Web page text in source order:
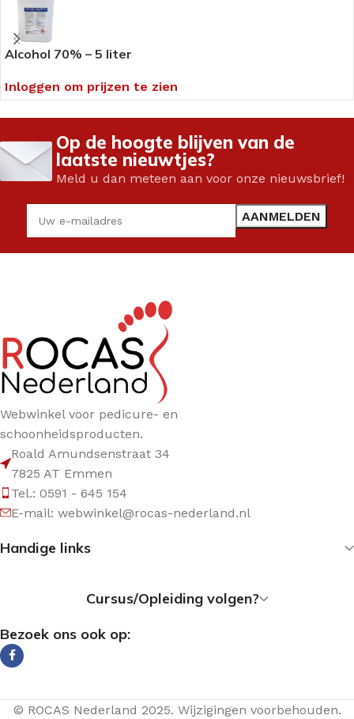
Alcohol 70% – 5 liter
Inloggen om prijzen te zien
Op de hoogte blijven van de
laatste nieuwtjes?
Meld u dan meteen aan voor onze nieuwsbrief!
Webwinkel voor pedicure- en
schoonheidsproducten.
Roald Amundsenstraat 34
7825 AT Emmen
Tel.: 0591 - 645 154
E-mail: webwinkel@rocas-nederland.nl
Handige links
Cursus/Opleiding volgen?
Bezoek ons ook op:
© ROCAS Nederland 2025. Wijzigingen voorbehouden.